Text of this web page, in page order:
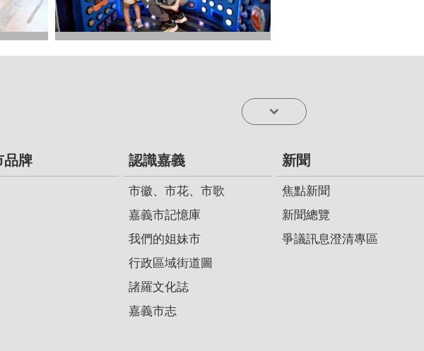
品牌 認識嘉義
市徽、市花、市歌
嘉義市記憶庫
我們的姐妹市
行政區域街道圖
諸羅文化誌
嘉義市志
新聞
焦點新聞
新聞總覽
爭議訊息澄清專區